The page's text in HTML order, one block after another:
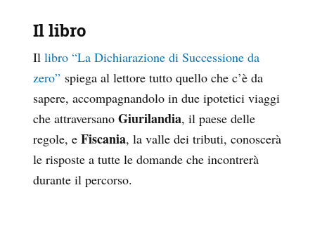
Il libro
Il libro “La Dichiarazione di Successione da
zero” spiega al lettore tutto quello che c’è da
sapere, accompagnandolo in due ipotetici viaggi
che attraversano Giurilandia, il paese delle
regole, e Fiscania, la valle dei tributi, conoscerà
le risposte a tutte le domande che incontrerà
durante il percorso.